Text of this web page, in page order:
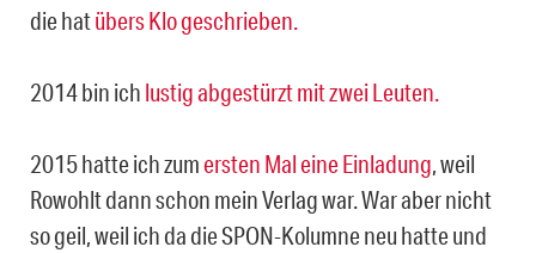
die hatübers Klo geschrieben.
2014 bin ich lustig abgestürzt mit zwei Leuten.
2015 hatte ich zumersten Mal eine Einladung, weil
Rowohlt dann schon mein Verlag war. War aber nicht
so geil, weil ich da die SPON-Kolumne neu hatte und